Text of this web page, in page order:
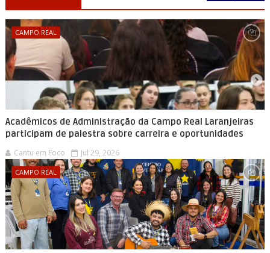
CAMPO REAL
Acadêmicos de Administração da Campo Real Laranjeiras
participam de palestra sobre carreira e oportunidades
Cantu em Foco Jul 29, 2026
CAMPO REAL